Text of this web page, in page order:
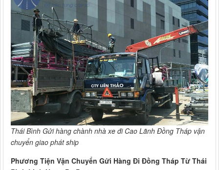
Thái Bình Gửi hàng chành nhà xe đi Cao Lãnh Đồng Tháp vận
chuyển giao phát ship
Phương Tiện Vận Chuyển Gửi Hàng Đi Đồng Tháp Từ Thái